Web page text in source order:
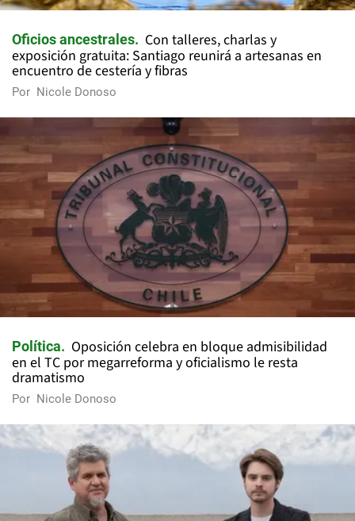
Oficios ancestrales
Con talleres, charlas y
exposición gratuita: Santiago reunirá a artesanas en
encuentro de cestería y fibras
Por Nicole Donoso
Política
Oposición celebra en bloque admisibilidad
en el TC por megarreforma y oficialismo le resta
dramatismo
Por Nicole Donoso